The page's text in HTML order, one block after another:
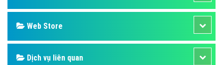
Web Store
Dịch vụ liên quan